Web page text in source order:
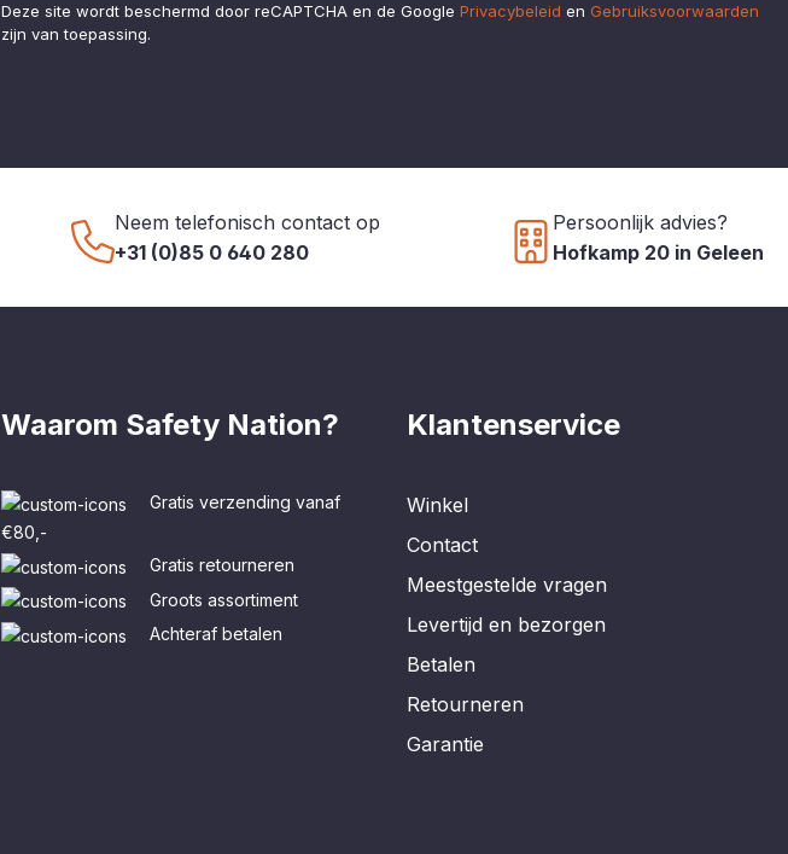
Deze site wordt beschermd door reCAPTCHA en de Google Privacybeleid en Gebruiksvoorwaarden
zijn van toepassing.
Neem telefonisch contact op
+31 (0)85 0 640 280
Persoonlijk advies?
Hofkamp 20 in Geleen
Klantenservice
Winkel
Contact
Meestgestelde vragen
Levertijd en bezorgen
Betalen
Retourneren
Garantie
Waarom Safety Nation?
Gratis verzending vanaf
€80,-
Gratis retourneren
Groots assortiment
Achteraf betalen